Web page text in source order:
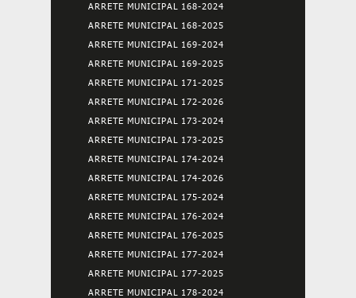
ARRETE MUNICIPAL 168-2024
ARRETE MUNICIPAL 168-2025
ARRETE MUNICIPAL 169-2024
ARRETE MUNICIPAL 169-2025
ARRETE MUNICIPAL 171-2025
ARRETE MUNICIPAL 172-2026
ARRETE MUNICIPAL 173-2024
ARRETE MUNICIPAL 173-2025
ARRETE MUNICIPAL 174-2024
ARRETE MUNICIPAL 174-2026
ARRETE MUNICIPAL 175-2024
ARRETE MUNICIPAL 176-2024
ARRETE MUNICIPAL 176-2025
ARRETE MUNICIPAL 177-2024
ARRETE MUNICIPAL 177-2025
ARRETE MUNICIPAL 178-2024